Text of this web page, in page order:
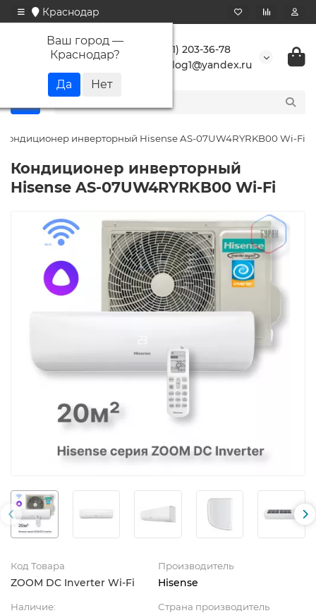
Краснодар
Ваш город —
Краснодар?
+7 (861) 203-36-78
buranlog1@yandex.ru
Кондиционер инверторный Hisense AS-07UW4RYRKB00 Wi-Fi
Кондиционер инверторный
Hisense AS-07UW4RYRKB00 Wi-Fi
Код Товара
ZOOM DC Inverter Wi-Fi
Производитель
Hisense
Наличие: Страна производитель